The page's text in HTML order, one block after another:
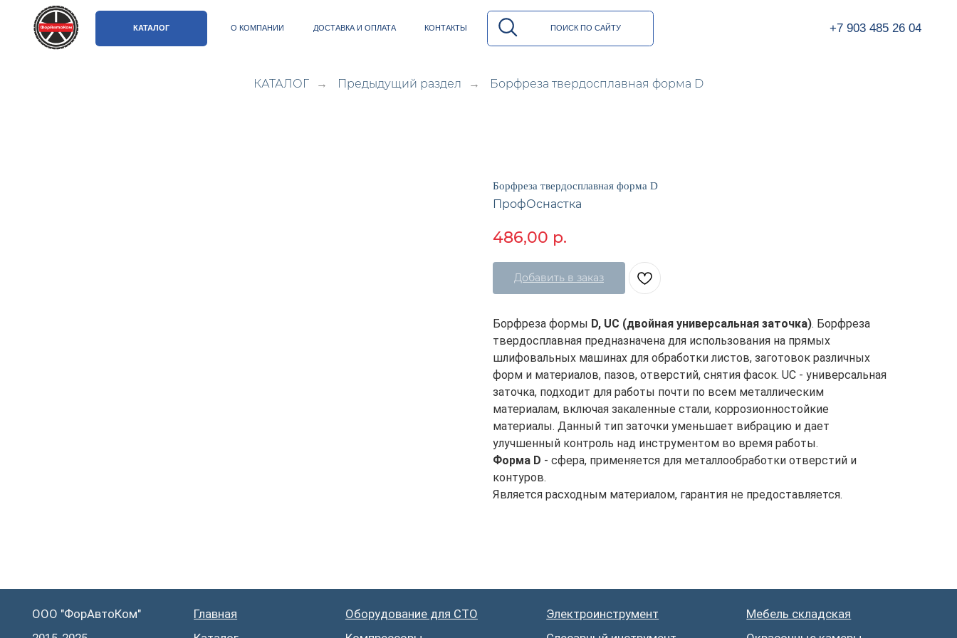
КАТАЛОГ О КОМПАНИИ ДОСТАВКА И ОПЛАТА КОНТАКТЫ ПОИСК ПО САЙТУ
КАТАЛОГ → Предыдущий раздел → Борфреза твердосплавная форма D
Борфреза твердосплавная форма D
ПрофОснастка
486,00 р.
Добавить в заказ
Борфреза формы D, UC (двойная универсальная заточка). Борфреза
твердосплавная предназначена для использования на прямых
шлифовальных машинах для обработки листов, заготовок различных
форм и материалов, пазов, отверстий, снятия фасок. UC - универсальная
заточка, подходит для работы почти по всем металлическим
материалам, включая закаленные стали, коррозионностойкие
материалы. Данный тип заточки уменьшает вибрацию и дает
улучшенный контроль над инструментом во время работы.
Форма D - сфера, применяется для металлообработки отверстий и
контуров.
Является расходным материалом, гарантия не предоставляется.
Доставка и оплата
Контакты Диагностика и виз. контроль
Сварочное оборудование
Мебель производственная
Заправка кондиционера
Подбор инструментов
Грузоподъемное оборудование